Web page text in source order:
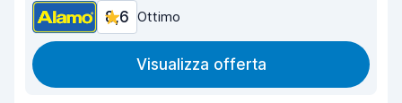
8,6 Ottimo
Visualizza offerta